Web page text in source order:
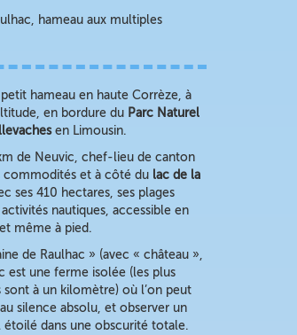
hameau aux multiples
hameau en haute Corrèze, à
en bordure du Parc Naturel
en Limousin.
de Neuvic, chef-lieu de canton
commodités et à côté du lac de la
ses 410 hectares, ses plages
nautiques, accessible en
même à pied.
de Raulhac » (avec « château »,
est une ferme isolée (les plus
sont à un kilomètre) où l’on peut
silence absolu, et observer un
étoilé dans une obscurité totale.